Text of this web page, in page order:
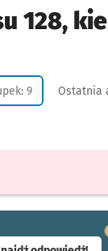
128,
9 Ostatnia